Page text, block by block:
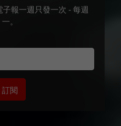
報一週只發一次 - 每週
一。
訂閱